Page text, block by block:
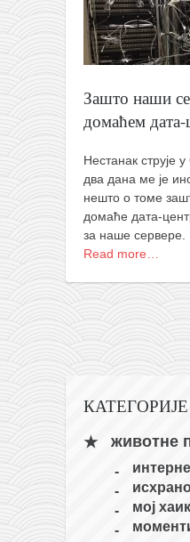
бонус садржај
светлопис
законоправило
духовни отац
православље
забрањена историја
ћирилица
породичне приче
прота Воја
календар српски
азбуки и књиге
Окинава карате
историја каратеа
бубиши
карате
Зашто наши
домаћем дата-
Нестанак струје
два дана ме је
нешто о томе
домаће дата-
за наше сервере.
Read more…
КАТЕГОРИЈЕ
животне
мој